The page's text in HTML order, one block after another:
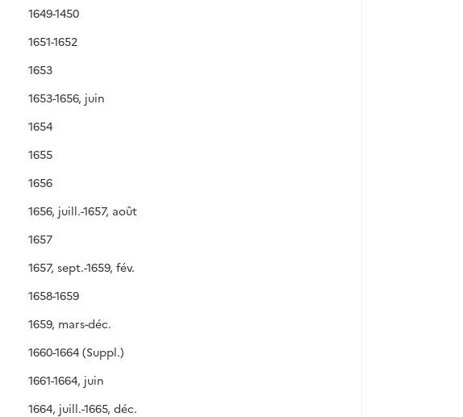
1649-1450
1651-1652
1653
1653-1656, juin
1654
1655
1656
1656, juill.-1657, août
1657
1657, sept.-1659, fév.
1658-1659
1659, mars-déc.
1660-1664 (Suppl.)
1661-1664, juin
1664, juill.-1665, déc.